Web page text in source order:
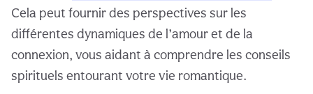
Cela peut fournir des perspectives sur les
différentes dynamiques de l’amour et de la
connexion, vous aidant à comprendre les conseils
spirituels entourant votre vie romantique.